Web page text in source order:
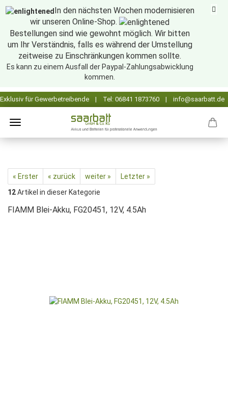
In den nächsten Wochen modernisieren
wir unseren Online-Shop.
Bestellungen sind wie gewohnt möglich. Wir bitten
um Ihr Verständnis, falls es während der Umstellung
zeitweise zu Einschränkungen kommen sollte.
Es kann zu einem Ausfall der Paypal-Zahlungsabwicklung
kommen.
« Erster « zurück weiter »
Letzter »
12Artikel in dieser Kategorie
FIAMM Blei-Akku, FG20451, 12V, 4.5Ah